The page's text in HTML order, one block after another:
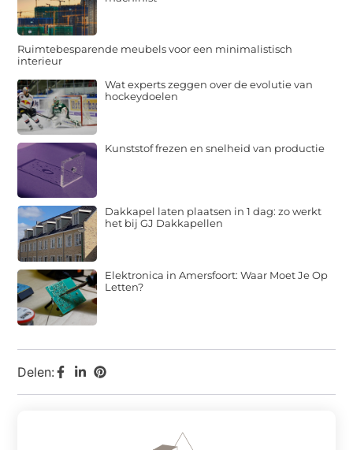
Delen:
Ruimtebesparende meubels voor een minimalistisch
interieur
Wat experts zeggen over de evolutie van
hockeydoelen
Kunststof frezen en snelheid van productie
Dakkapel laten plaatsen in 1 dag: zo werkt
het bij GJ Dakkapellen
Elektronica in Amersfoort: Waar Moet Je Op
Letten?